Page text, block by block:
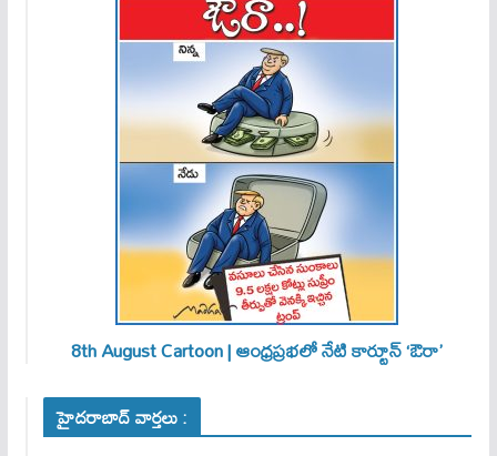
8th August Cartoon | ఆంధ్రప్రభలో నేటి కార్టూన్ ‘ఔరా’
హైదరాబాద్ వార్తలు :